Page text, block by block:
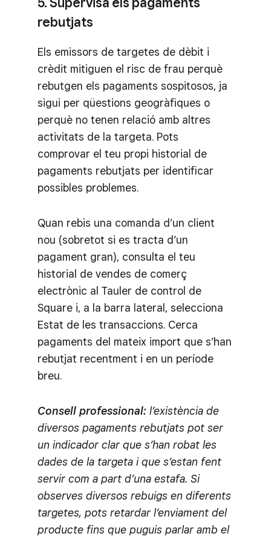
rebutjats
Els emissors de targetes de dèbit i
crèdit mitiguen el risc de frau perquè
rebutgen els pagaments sospitosos, ja
sigui per qüestions geogràfiques o
perquè no tenen relació amb altres
activitats de la targeta. Pots
comprovar el teu propi historial de
pagaments rebutjats per identificar
possibles problemes.
Quan rebis una comanda d’un client
nou (sobretot si es tracta d’un
pagament gran), consulta el teu
historial de vendes de comerç
electrònic al Tauler de control de
Square i, a la barra lateral, selecciona
Estat de les transaccions. Cerca
pagaments del mateix import que s’han
rebutjat recentment i en un període
breu.
Consell professional: l’existència de
diversos pagaments rebutjats pot ser
un indicador clar que s’han robat les
dades de la targeta i que s’estan fent
servir com a part d’una estafa. Si
observes diversos rebuigs en diferents
targetes, pots retardar l’enviament del
producte fins que puguis parlar amb el